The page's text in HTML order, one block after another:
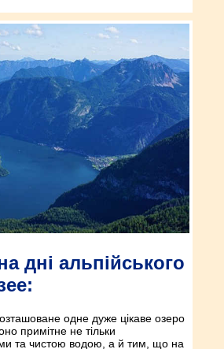
дні альпійського
одне дуже цікаве озеро
примітне не тільки
та чистою водою, а й тим, що на